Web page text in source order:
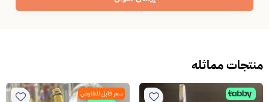
منتجات مماثله
سعر قابل للتفاوض